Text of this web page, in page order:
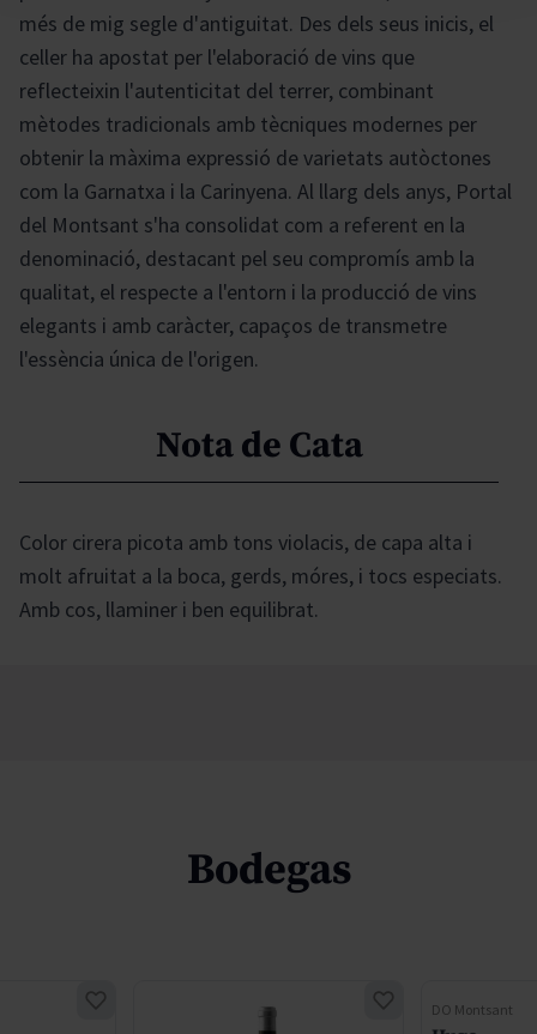
més de mig segle d'antiguitat. Des dels seus inicis, el
celler ha apostat per l'elaboració de vins que
reflecteixin l'autenticitat del terrer, combinant
mètodes tradicionals amb tècniques modernes per
obtenir la màxima expressió de varietats autòctones
com la Garnatxa i la Carinyena. Al llarg dels anys, Portal
del Montsant s'ha consolidat com a referent en la
denominació, destacant pel seu compromís amb la
qualitat, el respecte a l'entorn i la producció de vins
elegants i amb caràcter, capaços de transmetre
l'essència única de l'origen.
Nota de Cata
Color cirera picota amb tons violacis, de capa alta i
molt afruitat a la boca, gerds, móres, i tocs especiats.
Amb cos, llaminer i ben equilibrat.
Bodegas
DO Montsant